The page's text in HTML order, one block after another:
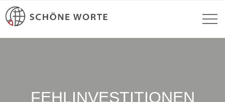
FEHLINVESTITIONEN